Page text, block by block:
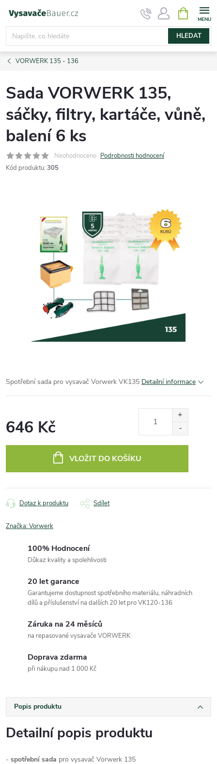
obsah
HLEDAT
NÁKUPNÍ
KOŠÍK
VORWERK 135 - 136
Sada VORWERK 135,
sáčky, filtry, kartáče, vůně,
balení 6 ks
Neohodnoceno Podrobnosti hodnocení
Kód produktu: 305
Spotřební sada pro vysavač Vorwerk VK135 Detailní informace
646 Kč
VLOŽIT DO KOŠÍKU
Dotaz k produktu Sdílet
Značka:Vorwerk
100% Hodnocení
Důkaz kvality a spolehlivosti
20 let garance
Garantujeme dostupnost spotřebního materiálu, náhradních
dílů a příslušenství na dalších 20 let pro VK120-136
Záruka na 24 měsíců
na repasované vysavače VORWERK
Doprava zdarma
při nákupu nad 1 000 Kč
Popis produktu
Detailní popis produktu
- spotřební sada pro vysavač Vorwerk 135